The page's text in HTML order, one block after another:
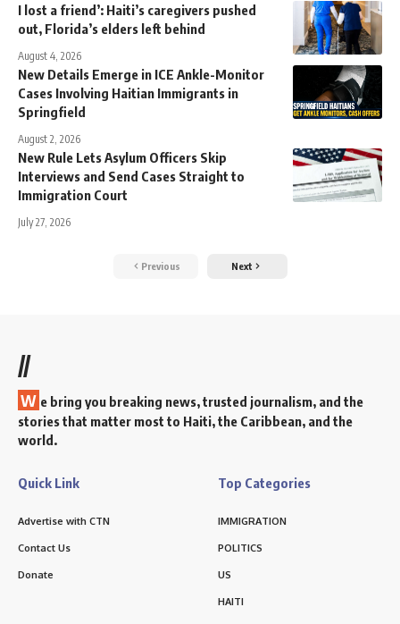
I lost a friend’: Haiti’s caregivers pushed
out, Florida’s elders left behind
August 4, 2026
New Details Emerge in ICE Ankle-Monitor
Cases Involving Haitian Immigrants in
Springfield
August 2, 2026
New Rule Lets Asylum Officers Skip
Interviews and Send Cases Straight to
Immigration Court
July 27, 2026
Previous Next
//
W e bring you breaking news, trusted journalism, and the
stories that matter most to Haiti, the Caribbean, and the
world.
Quick Link
Advertise with CTN
Contact Us
Donate
Top Categories
IMMIGRATION
POLITICS
US
HAITI